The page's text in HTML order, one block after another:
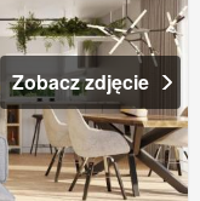
Zobacz zdjęcie